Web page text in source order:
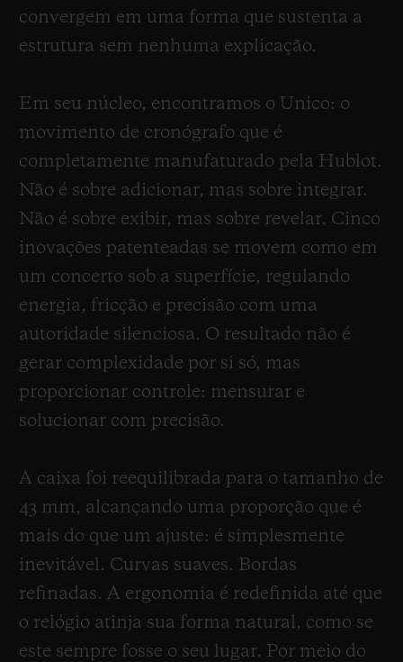
convergem em uma forma que sustenta a
estrutura sem nenhuma explicação.
Em seu núcleo, encontramos o Unico: o
movimento de cronógrafo que é
completamente manufaturado pela Hublot.
Não é sobre adicionar, mas sobre integrar.
Não é sobre exibir, mas sobre revelar. Cinco
inovações patenteadas se movem como em
um concerto sob a superfície, regulando
energia, fricção e precisão com uma
autoridade silenciosa. O resultado não é
gerar complexidade por si só, mas
proporcionar controle: mensurar e
solucionar com precisão.
A caixa foi reequilibrada para o tamanho de
43 mm, alcançando uma proporção que é
mais do que um ajuste: é simplesmente
inevitável. Curvas suaves. Bordas
refinadas. A ergonomia é redefinida até que
o relógio atinja sua forma natural, como se
este sempre fosse o seu lugar. Por meio do